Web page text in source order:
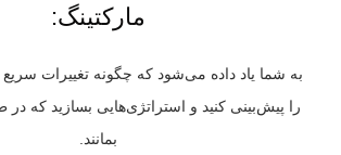
مارکتینگ:
به شما یاد داده می‌شود که چگونه تغییرات سریع
را پیش‌بینی کنید و استراتژی‌هایی بسازید که در
بمانند.